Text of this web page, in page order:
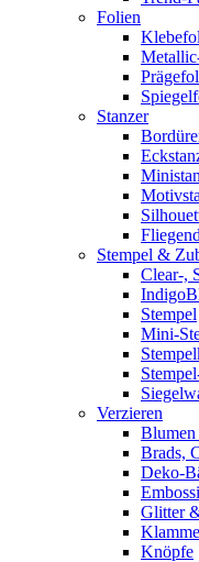
Folien
Stanzer
Stempel &
Clear-,
Stempel
Mini-
Verzieren
Brads,
Deko-
Glitter
Knöpfe